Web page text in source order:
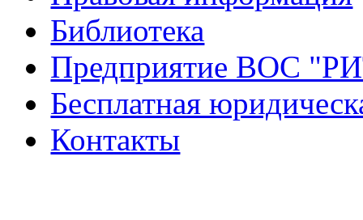
Библиотека
Предприятие ВОС
Бесплатная
Контакты